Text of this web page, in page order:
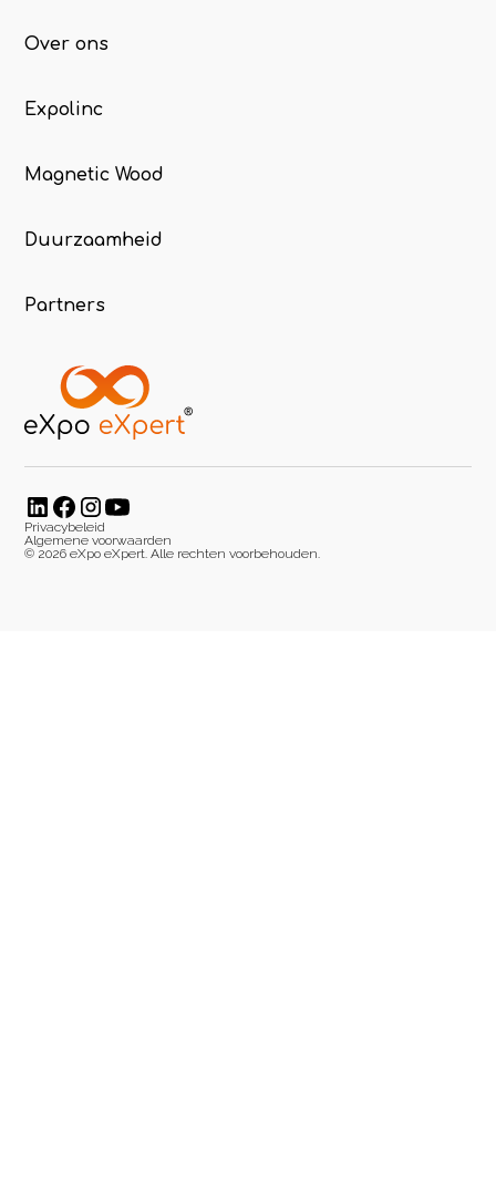
Over ons
Expolinc
Magnetic Wood
Duurzaamheid
Partners
© 2026 eXpo eXpert. Alle rechten voorbehouden.
Privacybeleid
Algemene voorwaarden